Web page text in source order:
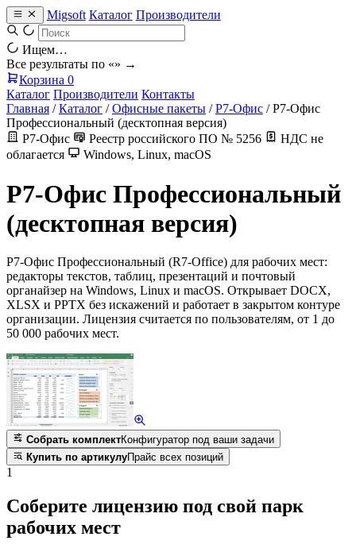
Migsoft Каталог Производители
Ищем…
Все результаты по «» →
Корзина 0
Каталог Производители Контакты
Главная / Каталог / Офисные пакеты / Р7-Офис / Р7-Офис
Профессиональный (десктопная версия)
Р7-Офис
Реестр российского ПО № 5256
НДС не
облагается
Windows, Linux, macOS
Р7-Офис Профессиональный
(десктопная версия)
Р7-Офис Профессиональный (R7-Office) для рабочих мест:
редакторы текстов, таблиц, презентаций и почтовый
органайзер на Windows, Linux и macOS. Открывает DOCX,
XLSX и PPTX без искажений и работает в закрытом контуре
организации. Лицензия считается по пользователям, от 1 до
50 000 рабочих мест.
Собрать комплектКонфигуратор под ваши задачи
Купить по артикулуПрайс всех позиций
1
Соберите лицензию под свой парк
рабочих мест